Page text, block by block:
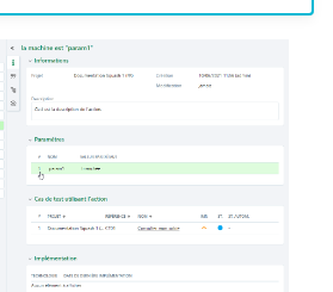
Xsquash